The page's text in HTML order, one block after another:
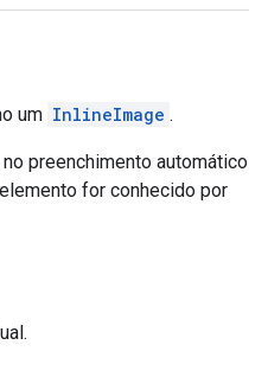
um InlineImage .
preenchimento automático
for conhecido por